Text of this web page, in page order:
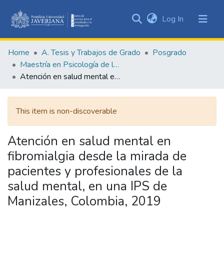
&
Collections
All of DSpace
Statistics
Log In (current)
Home A. Tesis y Trabajos de Grado
Posgrado
Maestría en Psicología de la Salud
Atención en salud mental en fibromialgia desde la mirada de pacientes y profesionales de la salud mental, en una IPS de Manizales, Colombia, 2019
This item is non-discoverable
Atención en salud mental en
fibromialgia desde la mirada de
pacientes y profesionales de la
salud mental, en una IPS de
Manizales, Colombia, 2019